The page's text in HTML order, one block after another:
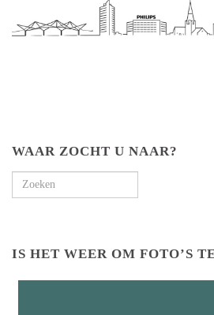
WAAR ZOCHT U NAAR?
Search for:
IS HET WEER OM FOTO’S